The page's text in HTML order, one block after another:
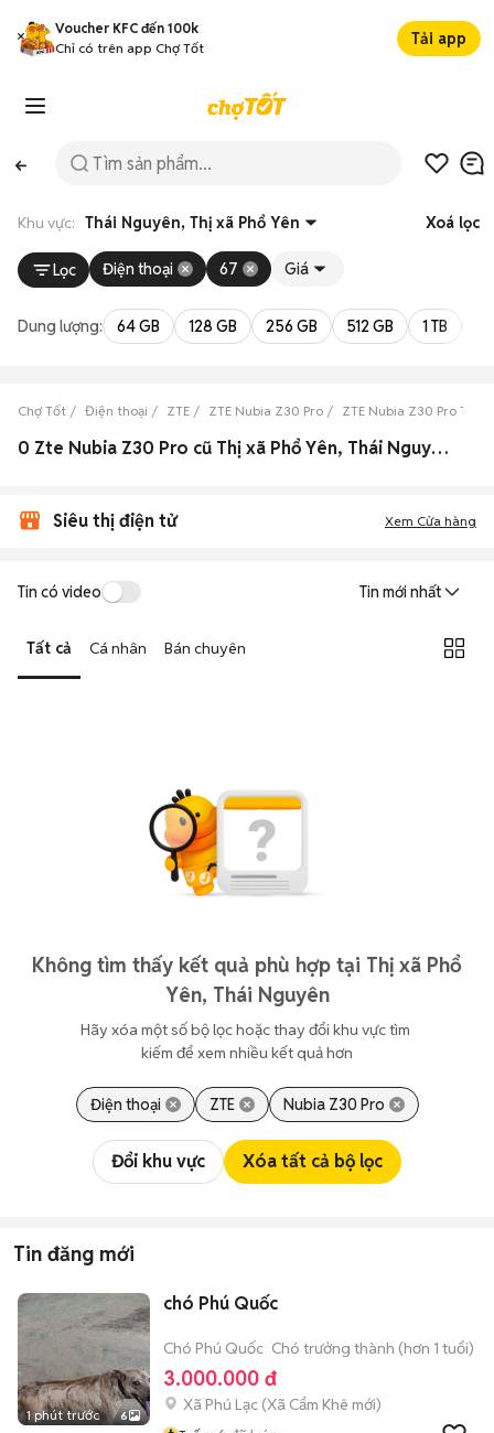
Voucher KFC đến 100k
Chỉ có trên app Chợ Tốt
Tải app
Khu vực: Thái Nguyên, Thị xã Phổ Yên Xoá lọc
Lọc Điện thoại 67 Giá
Dung lượng: 64 GB 128 GB 256 GB 512 GB 1 TB
Chợ Tốt Điện thoại ZTE ZTE Nubia Z30 Pro ZTE Nubia Z30 Pro Thái
0 Zte Nubia Z30 Pro cũ Thị xã Phổ Yên, Thái Nguyên đẹp
Siêu thị điện tử Xem Cửa hàng
Tin có video Tin mới nhất
Tất cả Cá nhân Bán chuyên
Không tìm thấy kết quả phù hợp tại Thị xã Phổ
Yên, Thái Nguyên
Hãy xóa một số bộ lọc hoặc thay đổi khu vực tìm
kiếm để xem nhiều kết quả hơn
Điện thoại ZTE Nubia Z30 Pro
Đổi khu vực Xóa tất cả bộ lọc
Tin đăng mới
1 phút trước 6
chó Phú Quốc
Chó Phú Quốc Chó trưởng thành (hơn 1 tuổi)
3.000.000 đ
Xã Phú Lạc (Xã Cẩm Khê mới)